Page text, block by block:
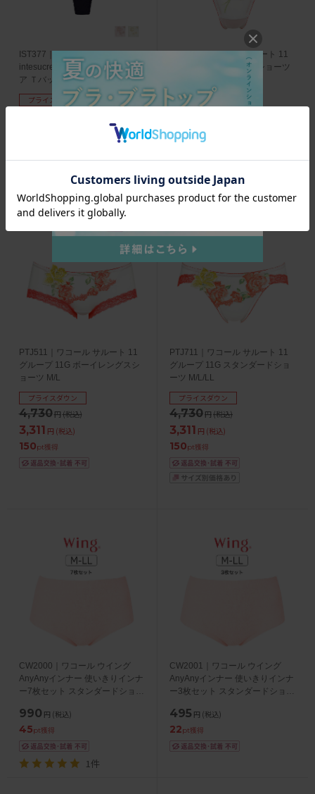
IST377｜アンテシュクレ
intesucre なでしこブラ IBT377ペ
ア Ｔバックショーツ M/L
プライスダウン
1件
PTJ411｜ワコール サルート 11
グループ 11G Ｔバックショーツ
プライスダウン
3,542円
1件
PTJ511｜ワコール サルート 11
グループ 11G ボーイレングスシ
ョーツ M/L
4,730円(税込)
プライスダウン
3,311 円 (税込)
150pt獲得
PTJ711｜ワコール サルート 11
グループ 11G スタンダードショ
ーツ M/L/LL
4,730円(税込)
プライスダウン
3,311 円 (税込)
150pt獲得
CW2000｜ワコール ウイング
AnyAnyインナー 使いきりインナ
ー7枚セット スタンダードショー
990 円 (税込)
45pt獲得
1件
CW2001｜ワコール ウイング
AnyAnyインナー 使いきりインナ
ー3枚セット スタンダードショー
495 円 (税込)
22pt獲得